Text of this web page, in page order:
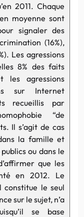
2011. Chaque
moyenne sont
signaler des
(16%),
Les agressions
8% des faits
les agressions
sur Internet
recueillis par
“de
Il s’agit de cas
la famille et
ou dans le
que les
en 2012. Le
constitue le seul
sur le sujet, n’a
se base